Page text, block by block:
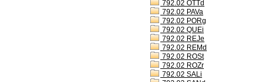
792.02 OTTd
792.02 PAVa
792.02 PORg
792.02 QUEi
792.02 REJe
792.02 REMd
792.02 ROSt
792.02 ROZr
792.02 SALi